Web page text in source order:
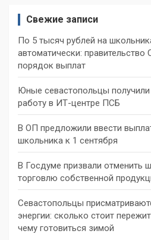
Свежие записи
По 5 тысяч рублей на
автоматически: правительство
порядок выплат
Юные севастопольцы
работу в ИТ-центре ПСБ
В ОП предложили ввести
школьника к 1 сентября
В Госдуме призвали отменить
торговлю собственной
Севастопольцы
энергии: сколько стоит
чему готовиться зимой